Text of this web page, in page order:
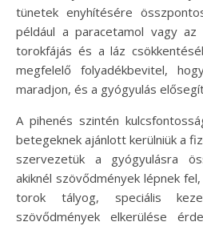
tünetek enyhítésére
például a paracetamol vagy
torokfájás és a láz
megfelelő folyadékbevitel,
maradjon, és a gyógyulás
A pihenés szintén
betegeknek ajánlott kerülniük a
szervezetük a gyógyulásra
akiknél szövődmények lépnek
torok tályog, speciális
szövődmények elkerülése